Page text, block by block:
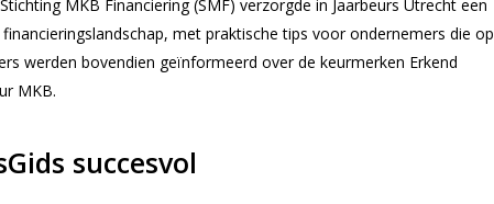
MKB Financiering (SMF) verzorgde in Jaarbeurs Utrecht een
met praktische tips voor ondernemers die op
werden bovendien geïnformeerd over de keurmerken Erkend
MKB.
succesvol